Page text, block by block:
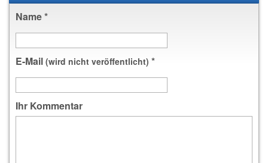
Name*
E-Mail (wird nicht veröffentlicht) *
Ihr Kommentar